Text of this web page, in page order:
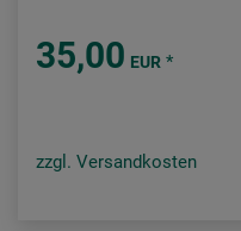
35,00 EUR *
zzgl. Versandkosten